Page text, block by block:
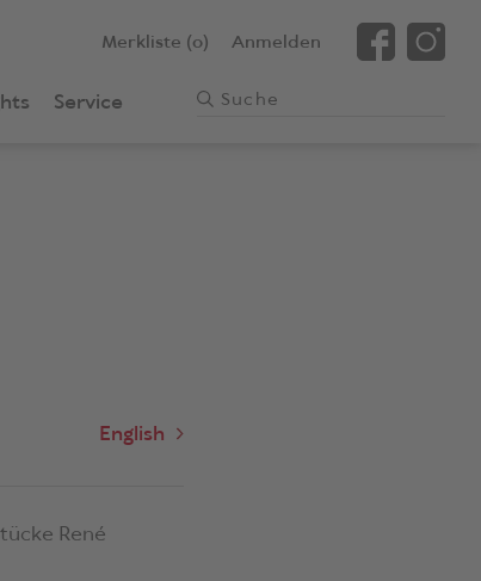
Merkliste (0) Anmelden
Service
English
René